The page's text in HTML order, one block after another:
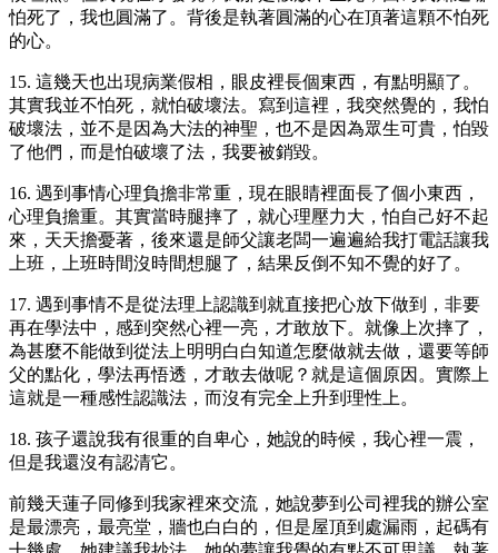
怕死了，我也圓滿了。背後是執著圓滿的心在頂著這顆不怕死
的心。
15. 這幾天也出現病業假相，眼皮裡長個東西，有點明顯了。
其實我並不怕死，就怕破壞法。寫到這裡，我突然覺的，我怕
破壞法，並不是因為大法的神聖，也不是因為眾生可貴，怕毀
了他們，而是怕破壞了法，我要被銷毀。
16. 遇到事情心理負擔非常重，現在眼睛裡面長了個小東西，
心理負擔重。其實當時腿摔了，就心理壓力大，怕自己好不起
來，天天擔憂著，後來還是師父讓老闆一遍遍給我打電話讓我
上班，上班時間沒時間想腿了，結果反倒不知不覺的好了。
17. 遇到事情不是從法理上認識到就直接把心放下做到，非要
再在學法中，感到突然心裡一亮，才敢放下。就像上次摔了，
為甚麼不能做到從法上明明白白知道怎麼做就去做，還要等師
父的點化，學法再悟透，才敢去做呢？就是這個原因。實際上
這就是一種感性認識法，而沒有完全上升到理性上。
18. 孩子還說我有很重的自卑心，她說的時候，我心裡一震，
但是我還沒有認清它。
前幾天蓮子同修到我家裡來交流，她說夢到公司裡我的辦公室
是最漂亮，最亮堂，牆也白白的，但是屋頂到處漏雨，起碼有